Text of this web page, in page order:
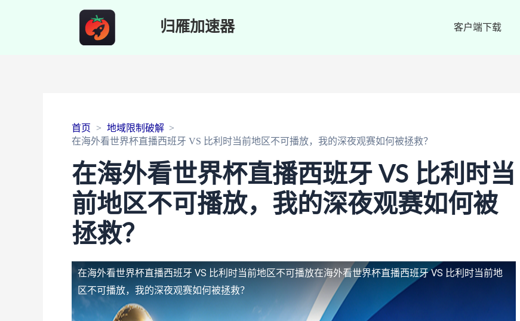
归雁加速器 客户端下载
首页
地域限制破解
在海外看世界杯直播西班牙 VS 比利时当前地区不可播放，我的深夜观赛如何被拯救？
在海外看世界杯直播西班牙 VS 比利时当
前地区不可播放，我的深夜观赛如何被
拯救？
在海外看世界杯直播西班牙 VS 比利时当前地区不可播放在海外看世界杯直播西班牙 VS 比利时当前地
区不可播放，我的深夜观赛如何被拯救？